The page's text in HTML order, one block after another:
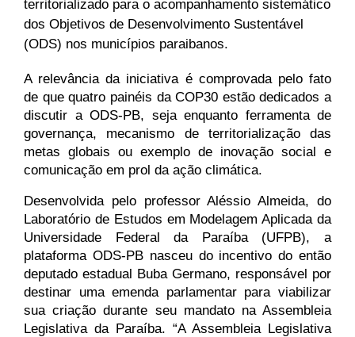
territorializado para o acompanhamento sistemático
dos Objetivos de Desenvolvimento Sustentável
(ODS) nos municípios paraibanos.
A relevância da iniciativa é comprovada pelo fato
de que quatro painéis da COP30 estão dedicados a
discutir a ODS-PB, seja enquanto ferramenta de
governança, mecanismo de territorialização das
metas globais ou exemplo de inovação social e
comunicação em prol da ação climática.
Desenvolvida pelo professor Aléssio Almeida, do
Laboratório de Estudos em Modelagem Aplicada da
Universidade Federal da Paraíba (UFPB), a
plataforma ODS-PB nasceu do incentivo do então
deputado estadual Buba Germano, responsável por
destinar uma emenda parlamentar para viabilizar
sua criação durante seu mandato na Assembleia
Legislativa da Paraíba. “A Assembleia Legislativa